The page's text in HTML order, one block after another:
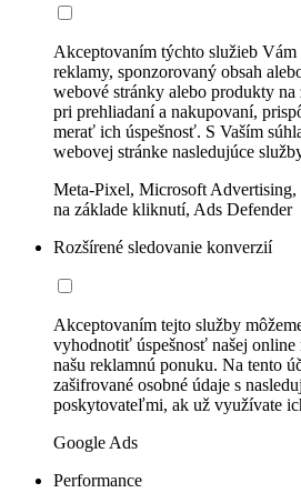
Akceptovaním týchto služieb
reklamy, sponzorovaný obsah
webové stránky alebo produkty na
pri prehliadaní a nakupovaní,
merať ich úspešnosť. S Vaším
webovej stránke nasledujúce
Meta-Pixel, Microsoft
na základe kliknutí, Ads Defender
Rozšírené sledovanie konverzií
Akceptovaním tejto služby
vyhodnotiť úspešnosť našej
našu reklamnú ponuku. Na tento
zašifrované osobné údaje s
poskytovateľmi, ak už využívate
Google Ads
Performance